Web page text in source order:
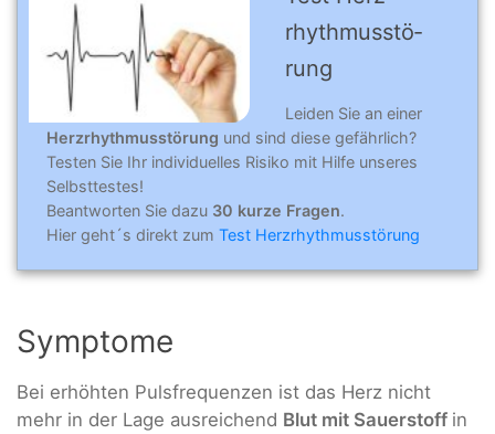
rhythmus­stö­
rung
Leiden Sie an einer
Herzrhythmusstörung und sind diese gefährlich?
Testen Sie Ihr individuelles Risiko mit Hilfe unseres
Selbsttestes!
Beantworten Sie dazu 30 kurze Fragen.
Hier geht´s direkt zum Test Herzrhythmusstörung
Symptome
Bei erhöhten Pulsfrequenzen ist das Herz nicht
mehr in der Lage ausreichend Blut mit Sauerstoff in